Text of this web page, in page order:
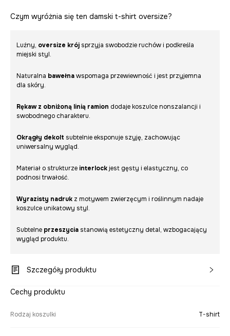
Czym wyróżnia się ten damski t-shirt oversize?
Luźny, oversize krój sprzyja swobodzie ruchów i podkreśla
miejski styl.
Naturalna bawełnawspomaga przewiewność i jest przyjemna
dla skóry.
Rękaw z obniżoną linią ramion dodaje koszulce nonszalancji i
swobodnego charakteru.
Okrągły dekolt subtelnie eksponuje szyję, zachowując
uniwersalny wygląd.
Materiał o strukturze interlockjest gęsty i elastyczny, co
podnosi trwałość.
Wyrazisty nadruk z motywem zwierzęcym i roślinnym nadaje
koszulce unikatowy styl.
Subtelne przeszycia stanowią estetyczny detal, wzbogacający
wygląd produktu.
Szczegóły produktu
Cechy produktu
Rodzaj koszulki T-shirt